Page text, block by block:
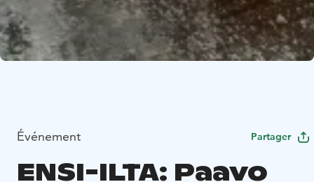
Événement Partager
ENSI-ILTA: Paavo